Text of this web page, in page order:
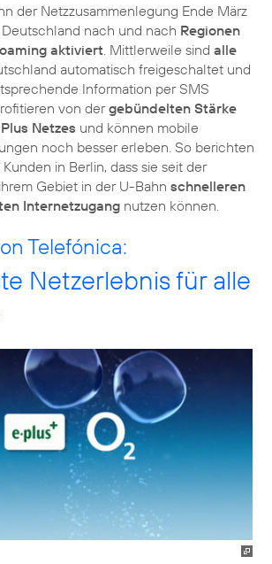
der Netzzusammenlegung Ende März
nach und nach Regionen
aktiviert . Mittlerweile sind alle
automatisch freigeschaltet und
Information per SMS
von dergebündelten Stärke
Netzes und können mobile
noch besser erleben. So berichten
in Berlin, dass sie seit der
Gebiet in der U-Bahn schnelleren
Internetzugang nutzen können.
Telefónica:
Netzerlebnis für alle